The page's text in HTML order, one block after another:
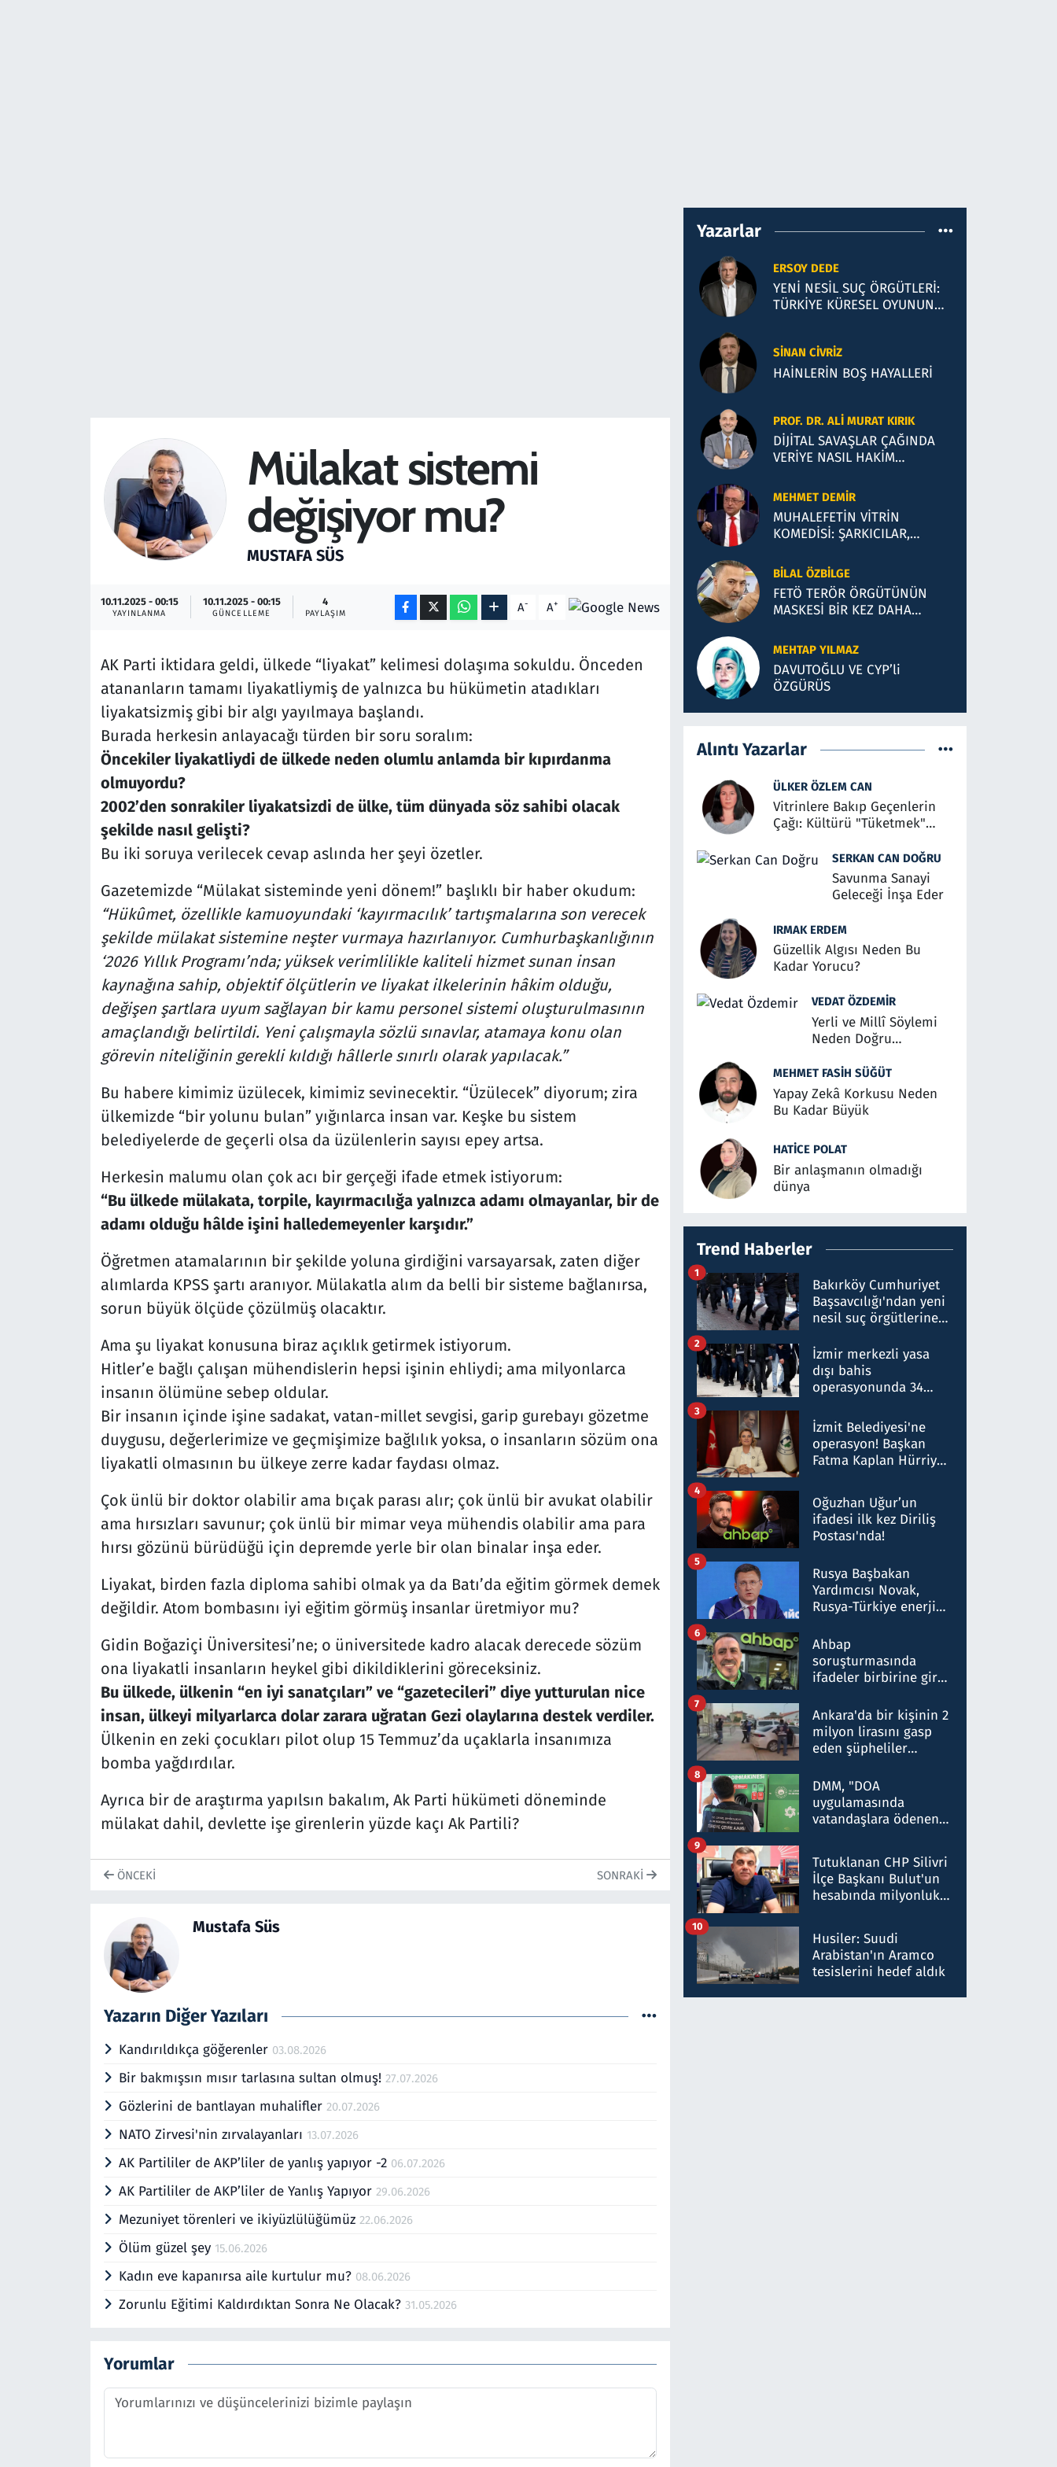
Mülakat sistemi
değişiyor mu?
MUSTAFA SÜS
10.11.2025 - 00:15
YAYINLANMA
10.11.2025 - 00:15
GÜNCELLEME
4
PAYLAŞIM A- A+
AK Parti iktidara geldi, ülkede “liyakat” kelimesi dolaşıma sokuldu. Önceden
atananların tamamı liyakatliymiş de yalnızca bu hükümetin atadıkları
liyakatsizmiş gibi bir algı yayılmaya başlandı.
Burada herkesin anlayacağı türden bir soru soralım:
Öncekiler liyakatliydi de ülkede neden olumlu anlamda bir kıpırdanma
olmuyordu?
2002’den sonrakiler liyakatsizdi de ülke, tüm dünyada söz sahibi olacak
şekilde nasıl gelişti?
Bu iki soruya verilecek cevap aslında her şeyi özetler.
Gazetemizde “Mülakat sisteminde yeni dönem!” başlıklı bir haber okudum:
“Hükûmet, özellikle kamuoyundaki ‘kayırmacılık’ tartışmalarına son verecek
şekilde mülakat sistemine neşter vurmaya hazırlanıyor. Cumhurbaşkanlığının
‘2026 Yıllık Programı’nda; yüksek verimlilikle kaliteli hizmet sunan insan
kaynağına sahip, objektif ölçütlerin ve liyakat ilkelerinin hâkim olduğu,
değişen şartlara uyum sağlayan bir kamu personel sistemi oluşturulmasının
amaçlandığı belirtildi. Yeni çalışmayla sözlü sınavlar, atamaya konu olan
görevin niteliğinin gerekli kıldığı hâllerle sınırlı olarak yapılacak.”
Bu habere kimimiz üzülecek, kimimiz sevinecektir. “Üzülecek” diyorum; zira
ülkemizde “bir yolunu bulan” yığınlarca insan var. Keşke bu sistem
belediyelerde de geçerli olsa da üzülenlerin sayısı epey artsa.
Herkesin malumu olan çok acı bir gerçeği ifade etmek istiyorum:
“Bu ülkede mülakata, torpile, kayırmacılığa yalnızca adamı olmayanlar, bir de
adamı olduğu hâlde işini halledemeyenler karşıdır.”
Öğretmen atamalarının bir şekilde yoluna girdiğini varsayarsak, zaten diğer
alımlarda KPSS şartı aranıyor. Mülakatla alım da belli bir sisteme bağlanırsa,
sorun büyük ölçüde çözülmüş olacaktır.
Ama şu liyakat konusuna biraz açıklık getirmek istiyorum.
Hitler’e bağlı çalışan mühendislerin hepsi işinin ehliydi; ama milyonlarca
insanın ölümüne sebep oldular.
Bir insanın içinde işine sadakat, vatan-millet sevgisi, garip gurebayı gözetme
duygusu, değerlerimize ve geçmişimize bağlılık yoksa, o insanların sözüm ona
liyakatli olmasının bu ülkeye zerre kadar faydası olmaz.
Çok ünlü bir doktor olabilir ama bıçak parası alır; çok ünlü bir avukat olabilir
ama hırsızları savunur; çok ünlü bir mimar veya mühendis olabilir ama para
hırsı gözünü bürüdüğü için depremde yerle bir olan binalar inşa eder.
Liyakat, birden fazla diploma sahibi olmak ya da Batı’da eğitim görmek demek
değildir. Atom bombasını iyi eğitim görmüş insanlar üretmiyor mu?
Gidin Boğaziçi Üniversitesi’ne; o üniversitede kadro alacak derecede sözüm
ona liyakatli insanların heykel gibi dikildiklerini göreceksiniz.
Bu ülkede, ülkenin “en iyi sanatçıları” ve “gazetecileri” diye yutturulan nice
insan, ülkeyi milyarlarca dolar zarara uğratan Gezi olaylarına destek verdiler.
Ülkenin en zeki çocukları pilot olup 15 Temmuz’da uçaklarla insanımıza
bomba yağdırdılar.
Ayrıca bir de araştırma yapılsın bakalım, Ak Parti hükümeti döneminde
mülakat dahil, devlette işe girenlerin yüzde kaçı Ak Partili?
ÖNCEKI SONRAKI
Mustafa Süs
Yazarın Diğer Yazıları
Kandırıldıkça göğerenler 03.08.2026
Bir bakmışsın mısır tarlasına sultan olmuş!27.07.2026
Gözlerini de bantlayan muhalifler20.07.2026
NATO Zirvesi'nin zırvalayanları 13.07.2026
AK Partililer de AKP’liler de yanlış yapıyor -2 06.07.2026
AK Partililer de AKP’liler de Yanlış Yapıyor29.06.2026
Mezuniyet törenleri ve ikiyüzlülüğümüz22.06.2026
Ölüm güzel şey 15.06.2026
Kadın eve kapanırsa aile kurtulur mu? 08.06.2026
Zorunlu Eğitimi Kaldırdıktan Sonra Ne Olacak?31.05.2026
Yorumlar
Yazarlar
ERSOY DEDE
YENİ NESİL SUÇ ÖRGÜTLERİ:
TÜRKİYE KÜRESEL OYUNUN
SINAN CIVRIZ
HAİNLERİN BOŞ HAYALLERİ
PROF. DR. ALI MURAT KIRIK
DİJİTAL SAVAŞLAR ÇAĞINDA
VERİYE NASIL HAKİM
MEHMET DEMIR
MUHALEFETİN VİTRİN
KOMEDİSİ: ŞARKICILAR,
İLLÜZYONLAR
BILAL ÖZBILGE
FETÖ TERÖR ÖRGÜTÜNÜN
MASKESİ BİR KEZ DAHA
MEHTAP YILMAZ
DAVUTOĞLU VE CYP’li
ÖZGÜRÜS
Alıntı Yazarlar
ÜLKER ÖZLEM CAN
Vitrinlere Bakıp Geçenlerin
Çağı: Kültürü "Tüketmek"
SERKAN CAN DOĞRU
Savunma Sanayi
Geleceği İnşa Eder
IRMAK ERDEM
Güzellik Algısı Neden Bu
Kadar Yorucu?
VEDAT ÖZDEMIR
Yerli ve Millî Söylemi
Neden Doğru
MEHMET FASIH SÜĞÜT
Yapay Zekâ Korkusu Neden
Bu Kadar Büyük
HATICE POLAT
Bir anlaşmanın olmadığı
dünya
Trend Haberler
Bakırköy Cumhuriyet
Başsavcılığı'ndan yeni
nesil suç örgütlerine
hakkında gözaltı kararı
1
İzmir merkezli yasa
dışı bahis
operasyonunda 34
Milyar liralık para
trafiği tespit edildi
2
İzmit Belediyesi'ne
operasyon! Başkan
Fatma Kaplan Hürriyet
3
Oğuzhan Uğur’un
ifadesi ilk kez Diriliş
Postası'nda!
4
Rusya Başbakan
Yardımcısı Novak,
Rusya-Türkiye enerji
nitelikte olduğunu
belirtti
5
Ahbap
soruşturmasında
ifadeler birbirine girdi:
ifadelerinden ortaya
çıkan tablo şok etti
6
Ankara'da bir kişinin 2
milyon lirasını gasp
eden şüpheliler
7
DMM, "DOA
uygulamasında
vatandaşlara ödenen
düşürüldüğü" iddiasını
yalanladı
8
Tutuklanan CHP Silivri
İlçe Başkanı Bulut'un
hesabında milyonluk
talimat verdi, ben
gönderdim
9
Husiler: Suudi
Arabistan'ın Aramco
tesislerini hedef aldık
10
Savunma Sanayi
Televizyon